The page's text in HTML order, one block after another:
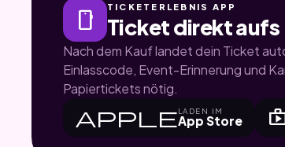
smartphone TICKETERLEBNIS APP
Ticket direkt aufs
Nach dem Kauf landet dein Ticket
Einlasscode, Event-Erinnerung und
Papiertickets nötig.
appleLADEN IM
App Store